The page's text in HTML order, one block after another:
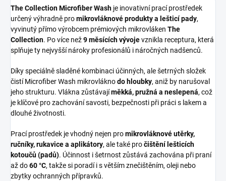
The Collection Microfiber Wash je inovativní prací prostředek
určený výhradně promikrovláknové produkty a lešticí pady,
vyvinutý přímo výrobcem prémiových mikrovláken The
Collection. Po více než9 měsících vývojevznikla receptura, která
splňuje ty nejvyšší nároky profesionálů i náročných nadšenců.
Díky speciálně sladěné kombinaci účinných, ale šetrných složek
čistí Microfiber Wash mikrovláknodo hloubky, aniž by narušoval
jeho strukturu. Vlákna zůstávajíměkká, pružná a neslepená, což
je klíčové pro zachování savosti, bezpečnosti při práci s lakem a
dlouhé životnosti.
Prací prostředek je vhodný nejen promikrovláknové utěrky,
ručníky, rukavice a aplikátory, ale také pročištění lešticích
kotoučů (padů). Účinnost i šetrnost zůstává zachována při praní
až do60 °C, takže si poradí i s větším znečištěním, oleji nebo
zbytky ochranných přípravků.